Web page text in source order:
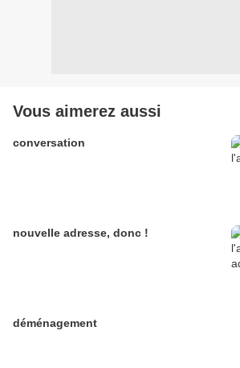
Vous aimerez aussi
conversation
nouvelle adresse, donc !
déménagement